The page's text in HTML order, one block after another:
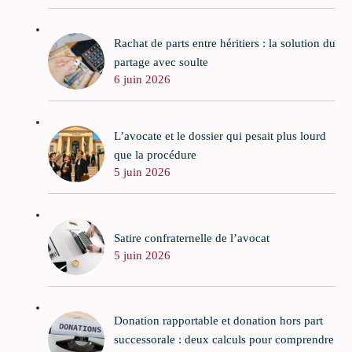
Rachat de parts entre héritiers : la solution du
partage avec soulte
6 juin 2026
L’avocate et le dossier qui pesait plus lourd
que la procédure
5 juin 2026
Satire confraternelle de l’avocat
5 juin 2026
Donation rapportable et donation hors part
successorale : deux calculs pour comprendre